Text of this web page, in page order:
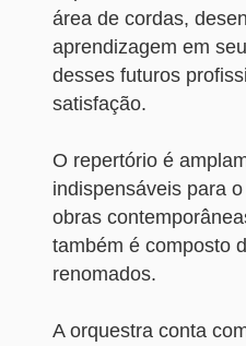
área de cordas,
aprendizagem em
desses futuros
satisfação.
O repertório é
indispensáveis para
obras
também é composto
renomados.
A orquestra conta